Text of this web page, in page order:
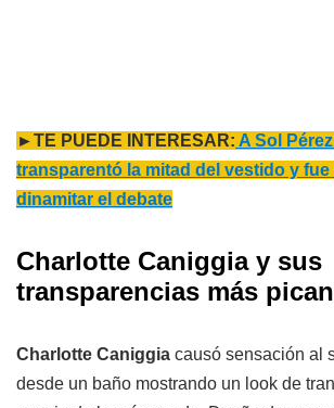
►TE PUEDE INTERESAR: A Sol
transparentó la mitad del vestido y
dinamitar el debate
Charlotte Caniggia y sus
transparencias más
Charlotte Caniggia causó sensación al
desde un baño mostrando un look de